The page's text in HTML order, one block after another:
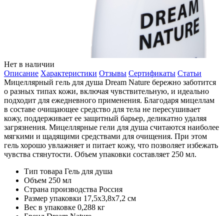
Нет в наличии
Описание Характеристики Отзывы Сертификаты Статьи
Мицеллярный гель для душа Dream Nature бережно заботится
о разных типах кожи, включая чувствительную, и идеально
подходит для ежедневного применения. Благодаря мицеллам
в составе очищающее средство для тела не пересушивает
кожу, поддерживает ее защитный барьер, деликатно удаляя
загрязнения. Мицеллярные гели для душа считаются наиболее
мягкими и щадящими средствами для очищения. При этом
гель хорошо увлажняет и питает кожу, что позволяет избежать
чувства стянутости. Объем упаковки составляет 250 мл.
Тип товара Гель для душа
Объем 250 мл
Страна производства Россия
Размер упаковки 17,5х3,8х7,2 см
Вес в упаковке 0,288 кг